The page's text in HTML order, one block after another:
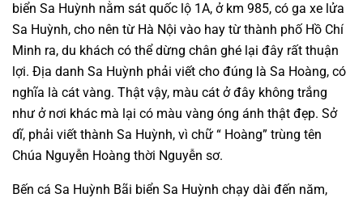
biển Sa Huỳnh nằm sát quốc lộ 1A, ở km 985, có ga xe lửa
Sa Huỳnh, cho nên từ Hà Nội vào hay từ thành phố Hồ Chí
Minh ra, du khách có thể dừng chân ghé lại đây rất thuận
lợi. Địa danh Sa Huỳnh phải viết cho đúng là Sa Hoàng, có
nghĩa là cát vàng. Thật vậy, màu cát ở đây không trắng
như ở nơi khác mà lại có màu vàng óng ánh thật đẹp. Sở
dĩ, phải viết thành Sa Huỳnh, vì chữ “ Hoàng” trùng tên
Chúa Nguyễn Hoàng thời Nguyễn sơ.
Bến cá Sa Huỳnh Bãi biển Sa Huỳnh chạy dài đến năm,